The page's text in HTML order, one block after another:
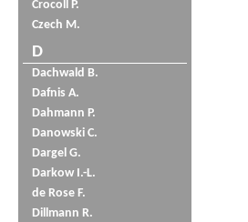
Crocoll P.
Czech M.
D
Dachwald B.
Dafnis A.
Dahmann P.
Danowski C.
Dargel G.
Darkow I.-L.
de Rose F.
Dillmann R.